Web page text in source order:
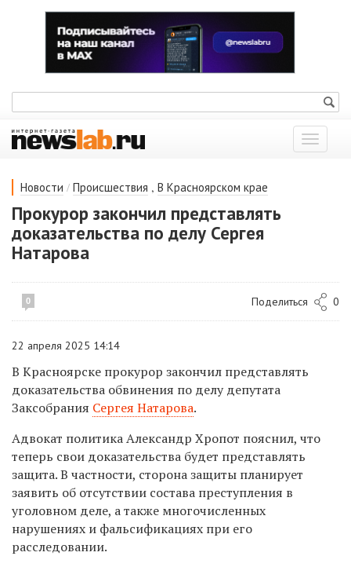
Показать
меню
Новости / Происшествия , В Красноярском крае
Прокурор закончил представлять
доказательства по делу Сергея
Натарова
0 Поделиться 0
22 апреля 2025 14:14
В Красноярске прокурор закончил представлять
доказательства обвинения по делу депутата
Заксобрания Сергея Натарова.
Адвокат политика Александр Хропот пояснил, что
теперь свои доказательства будет представлять
защита. В частности, сторона защиты планирует
заявить об отсутствии состава преступления в
уголовном деле, а также многочисленных
нарушениях и фальсификациях при его
расследовании.